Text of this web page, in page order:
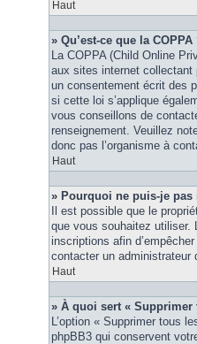
Haut
» Qu’est-ce que la COPPA
La COPPA (Child Online
aux sites internet collectant
un consentement écrit des
si cette loi s’applique
vous conseillons de
renseignement. Veuillez
donc pas l’organisme à
Haut
» Pourquoi ne puis-je pas
Il est possible que le
que vous souhaitez utiliser.
inscriptions afin
contacter un administrateur
Haut
» À quoi sert «
L’option « Supprimer tous
phpBB3 qui conservent